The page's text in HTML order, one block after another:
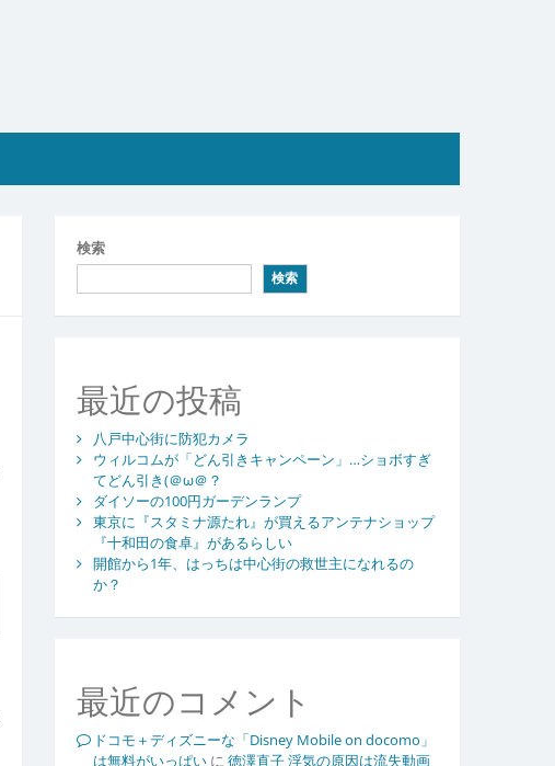
検索
検索
最近の投稿
八戸中心街に防犯カメラ
ウィルコムが「どん引きキャンペーン」…ショボすぎ
てどん引き(＠ω＠？
ダイソーの100円ガーデンランプ
東京に『スタミナ源たれ』が買えるアンテナショップ
『十和田の食卓』があるらしい
開館から1年、はっちは中心街の救世主になれるの
か？
最近のコメント
ドコモ＋ディズニーな「Disney Mobile on docomo」
は無料がいっぱいに 徳澤直子 浮気の原因は流失動画